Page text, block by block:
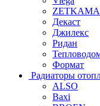
ZETKAMA
Декаст
Джилекс
Ридан
Формат
Радиаторы
ALSO
Baxi